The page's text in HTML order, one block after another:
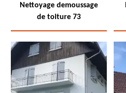
Nettoyage demoussage
de toiture 73